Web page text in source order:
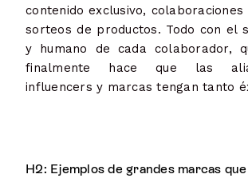
contenido exclusivo,
sorteos de productos. Todo con el
y humano de cada colaborador,
finalmente hace que las
influencers y marcas tengan tanto
H2: Ejemplos de grandes marcas